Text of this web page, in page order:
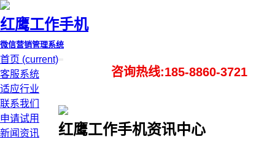
红鹰工作手机
微信营销管理系统
首页 (current)
客服系统
适应行业
联系我们
申请试用
新闻资讯
咨询热线:185-8860-3721
红鹰工作手机资讯中心